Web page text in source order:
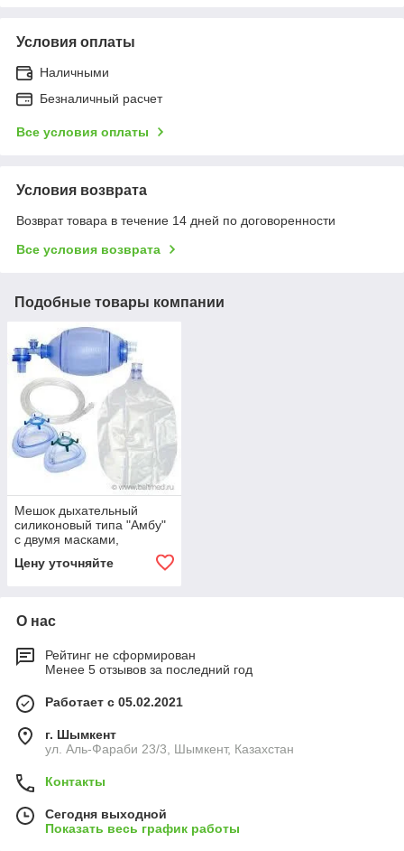
Условия оплаты
Наличными
Безналичный расчет
Все условия оплаты
Условия возврата
Возврат товара в течение 14 дней по договоренности
Все условия возврата
Подобные товары компании
Мешок дыхательный
силиконовый типа "Амбу"
с двумя масками,
автоклавируемый для
Цену уточняйте
О нас
Рейтинг не сформирован
Менее 5 отзывов за последний год
Работает с 05.02.2021
г. Шымкент
ул. Аль-Фараби 23/3, Шымкент, Казахстан
Контакты
Сегодня выходной
Показать весь график работы